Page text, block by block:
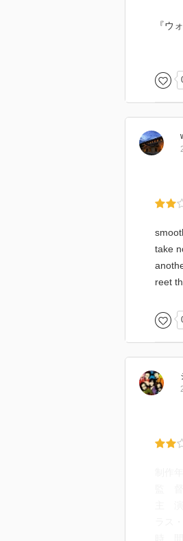
『ウ
でも
論）。
とい
如く
いい
take
reet